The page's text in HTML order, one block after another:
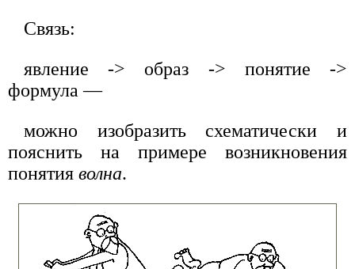
Связь:
явление -> образ -> понятие ->
формула —
можно изобразить схематически и
пояснить на примере возникновения
понятия волна.